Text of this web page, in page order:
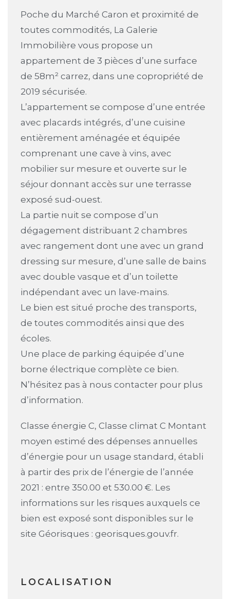
Poche du Marché Caron et proximité de
toutes commodités, La Galerie
Immobilière vous propose un
appartement de 3 pièces d’une surface
de 58m² carrez, dans une copropriété de
2019 sécurisée.
L’appartement se compose d’une entrée
avec placards intégrés, d’une cuisine
entièrement aménagée et équipée
comprenant une cave à vins, avec
mobilier sur mesure et ouverte sur le
séjour donnant accès sur une terrasse
exposé sud-ouest.
La partie nuit se compose d’un
dégagement distribuant 2 chambres
avec rangement dont une avec un grand
dressing sur mesure, d’une salle de bains
avec double vasque et d’un toilette
indépendant avec un lave-mains.
Le bien est situé proche des transports,
de toutes commodités ainsi que des
écoles.
Une place de parking équipée d’une
borne électrique complète ce bien.
N’hésitez pas à nous contacter pour plus
d’information.
Classe énergie C, Classe climat C Montant
moyen estimé des dépenses annuelles
d’énergie pour un usage standard, établi
à partir des prix de l’énergie de l’année
2021 : entre 350.00 et 530.00 €. Les
informations sur les risques auxquels ce
bien est exposé sont disponibles sur le
site Géorisques : georisques.gouv.fr.
LOCALISATION